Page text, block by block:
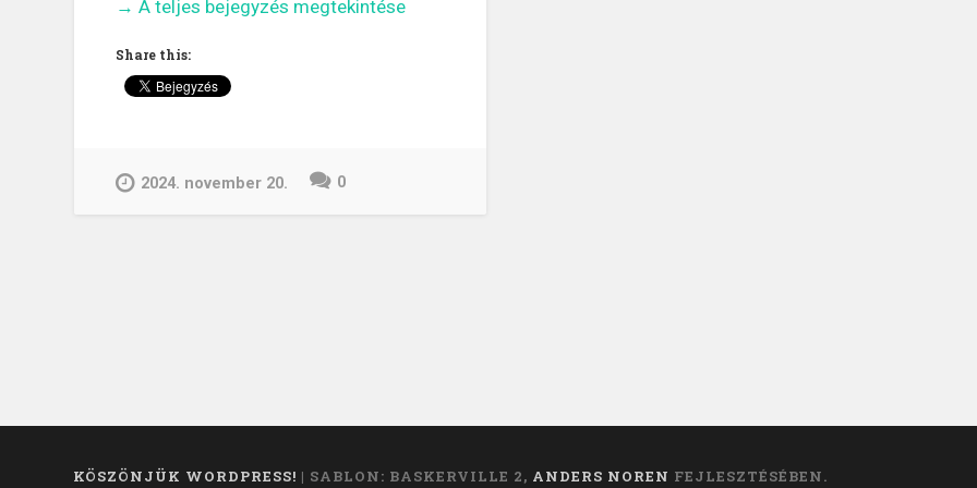
„Intelligens
mesterséges
intelligencia?”
→ A teljes bejegyzés megtekintése
Share this:
2024. november 20. 0
KÖSZÖNJÜK WORDPRESS! | SABLON: BASKERVILLE 2, ANDERS NOREN FEJLESZTÉSÉBEN.